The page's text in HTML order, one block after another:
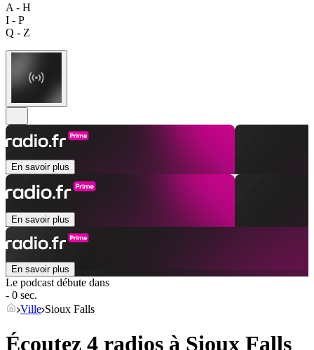
A - H
I - P
Q - Z
En savoir plus
En savoir plus
En savoir plus
Le podcast débute dans
- 0 sec.
Ville Sioux Falls
Écoutez 4 radios à Sioux Falls